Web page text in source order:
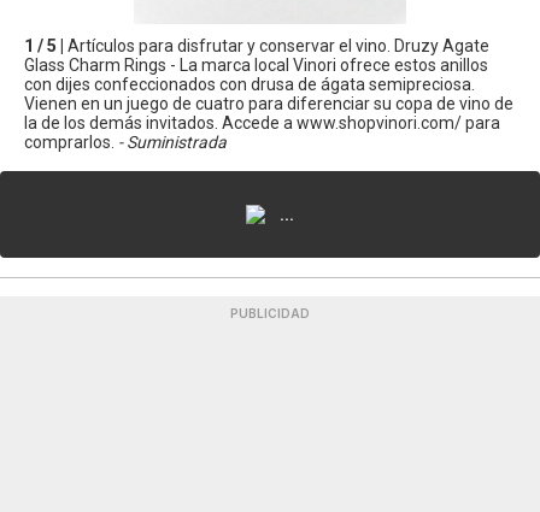
1 / 5 | Artículos para disfrutar y conservar el vino. Druzy Agate
Glass Charm Rings - La marca local Vinori ofrece estos anillos
con dijes confeccionados con drusa de ágata semipreciosa.
Vienen en un juego de cuatro para diferenciar su copa de vino de
la de los demás invitados. Accede a www.shopvinori.com/ para
comprarlos. - Suministrada
...
PUBLICIDAD